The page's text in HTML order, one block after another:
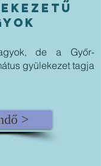
de a Győr-
gyülekezet tagja
>